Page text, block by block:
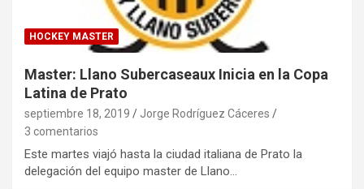
HOCKEY MASTER
Master: Llano Subercaseaux Inicia en la Copa
Latina de Prato
septiembre 18, 2019
Jorge Rodríguez Cáceres
3 comentarios
Este martes viajó hasta la ciudad italiana de Prato la
delegación del equipo master de Llano…